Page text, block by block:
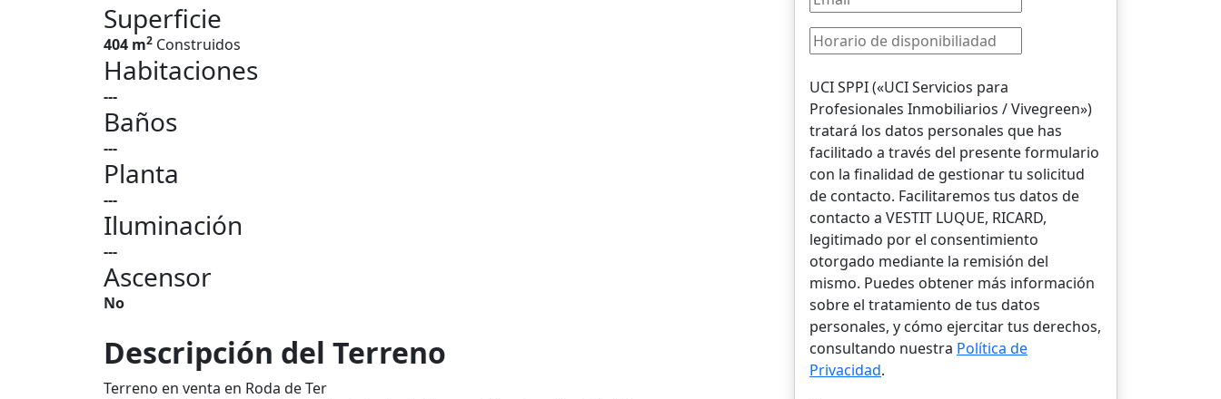
Superficie
404 m2 Construidos
Habitaciones
---
Baños
---
Planta
---
Iluminación
---
Ascensor
No
Descripción del Terreno
Terreno en venta en Roda de Ter
UCI SPPI («UCI Servicios para
Profesionales Inmobiliarios / Vivegreen»)
tratará los datos personales que has
facilitado a través del presente formulario
con la finalidad de gestionar tu solicitud
de contacto. Facilitaremos tus datos de
contacto a VESTIT LUQUE, RICARD,
legitimado por el consentimiento
otorgado mediante la remisión del
mismo. Puedes obtener más información
sobre el tratamiento de tus datos
personales, y cómo ejercitar tus derechos,
consultando nuestra Política de
Privacidad.